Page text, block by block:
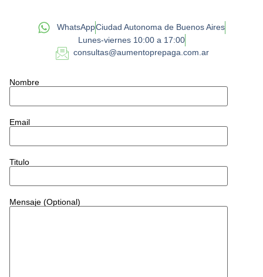
WhatsAppCiudad Autonoma de Buenos Aires
Lunes-viernes 10:00 a 17:00
consultas@aumentoprepaga.com.ar
Nombre
Email
Titulo
Mensaje (optional)